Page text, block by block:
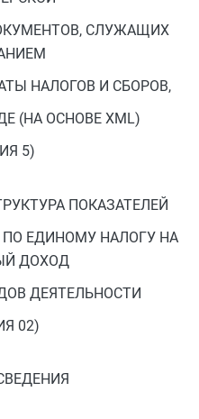
СЛУЖАЩИХ
НАЛОГОВ И СБОРОВ,
(НА ОСНОВЕ XML)
5)
ПОКАЗАТЕЛЕЙ
ЕДИНОМУ НАЛОГУ НА
ДОХОД
ДЕЯТЕЛЬНОСТИ
02)